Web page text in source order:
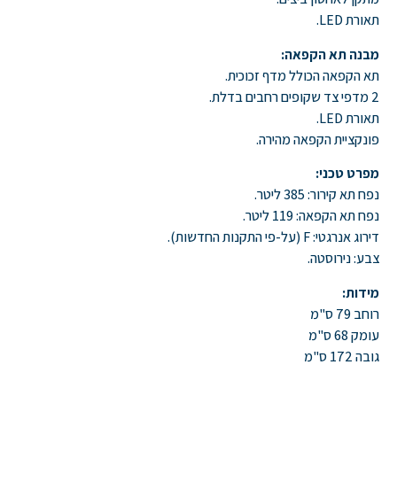
תאורת LED.
מבנה תא הקפאה:
תא הקפאה הכולל מדף זכוכית.
2 מדפי צד שקופים רחבים בדלת.
תאורת LED.
פונקציית הקפאה מהירה.
מפרט טכני:
נפח תא קירור: 385 ליטר.
נפח תא הקפאה: 119 ליטר.
דירוג אנרגטי: F (על-פי התקנות החדשות).
צבע: נירוסטה.
מידות:
רוחב 79 ס"מ
עומק 68 ס"מ
גובה 172 ס"מ